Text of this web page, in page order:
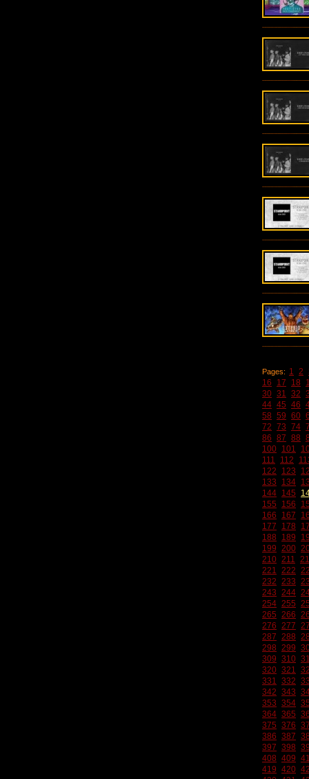
Pages: 1 2
16
17 18
30 31 32
44 45 46
58 59 60
72 73 74
86 87 88
100 101
111
112
122
123
133
134
144 145
155
156
166
167
177
178
188
189
199 200
210 211
221 222
232 233
243 244
254 255
265 266
276 277
287 288
298 299
309 310
320 321
331 332
342 343
353 354
364 365
375 376
386 387
397 398
408 409
419 420